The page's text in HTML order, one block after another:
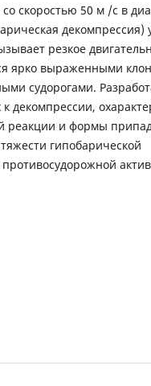
скоростью 50 м /с в
декомпрессия)
резкое
ярко выраженными
судорогами.
декомпрессии,
реакции и формы
гипобарической